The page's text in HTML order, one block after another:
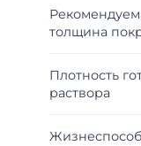
толщина
Плотность
раствора